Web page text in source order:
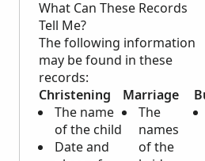
What Can These Records
Tell Me?
The following information
may be found in these
records:
Christening
The name
of the child
Date and
Marriage
The
names
of the